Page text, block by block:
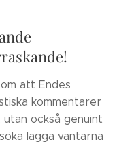
att Endes
kommentarer
utan också genuint
lägga vantarna